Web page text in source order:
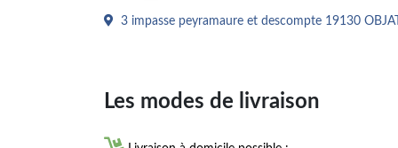
3 impasse peyramaure et descompte 19130 OBJAT
Les modes de livraison